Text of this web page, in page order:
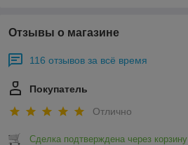
Отзывы о магазине
116 отзывов за всё время
Покупатель
Отлично
Сделка подтверждена через корзину